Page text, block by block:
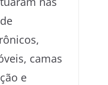
camas
e